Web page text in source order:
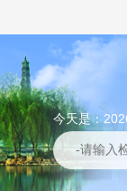
今天是：